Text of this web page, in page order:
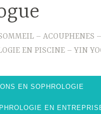
– ACOUPHENES
EN PISCINE – YIN
EN SOPHROLOGIE
EN